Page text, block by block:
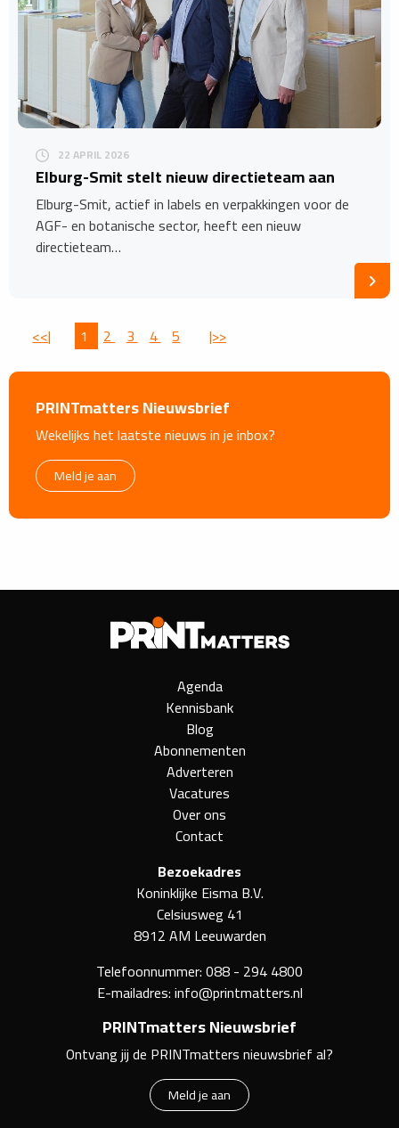
22 APRIL 2026
​Elburg-Smit stelt nieuw directieteam aan
Elburg-Smit, actief in labels en verpakkingen voor de
AGF- en botanische sector, heeft een nieuw
directieteam…
<<| 1 2 3 4 5 |>>
PRINTmatters Nieuwsbrief
Wekelijks het laatste nieuws in je inbox?
Meld je aan
Agenda
Kennisbank
Blog
Abonnementen
Adverteren
Vacatures
Over ons
Contact
Bezoekadres
Koninklijke Eisma B.V.
Celsiusweg 41
8912 AM Leeuwarden
Telefoonnummer:088 - 294 4800
E-mailadres:info@printmatters.nl
PRINTmatters Nieuwsbrief
Ontvang jij de PRINTmatters nieuwsbrief al?
Meld je aan